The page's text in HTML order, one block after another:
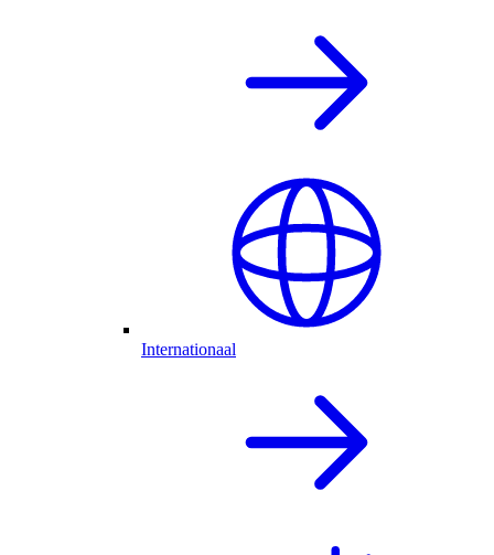
Internationaal